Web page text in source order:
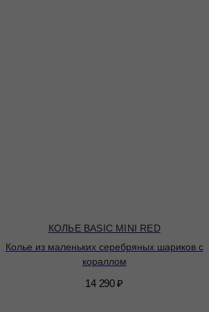
КОЛЬЕ BASIC MINI RED
Колье из маленьких серебряных шариков с
кораллом
14 290 ₽